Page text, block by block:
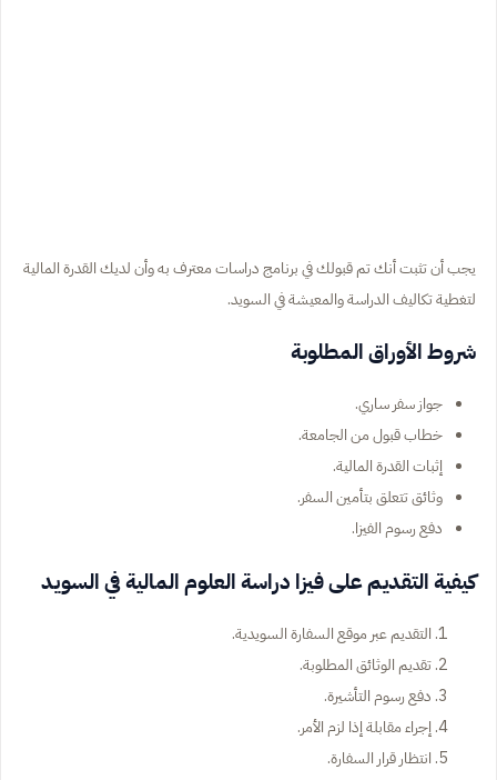
يجب أن تثبت أنك تم قبولك في برنامج دراسات معترف به وأن لديك القدرة المالية
لتغطية تكاليف الدراسة والمعيشة في السويد.
شروط الأوراق المطلوبة
جواز سفر ساري.
خطاب قبول من الجامعة.
إثبات القدرة المالية.
وثائق تتعلق بتأمين السفر.
دفع رسوم الفيزا.
كيفية التقديم على فيزا دراسة العلوم المالية في السويد
التقديم عبر موقع السفارة السويدية.
تقديم الوثائق المطلوبة.
دفع رسوم التأشيرة.
إجراء مقابلة إذا لزم الأمر.
انتظار قرار السفارة.